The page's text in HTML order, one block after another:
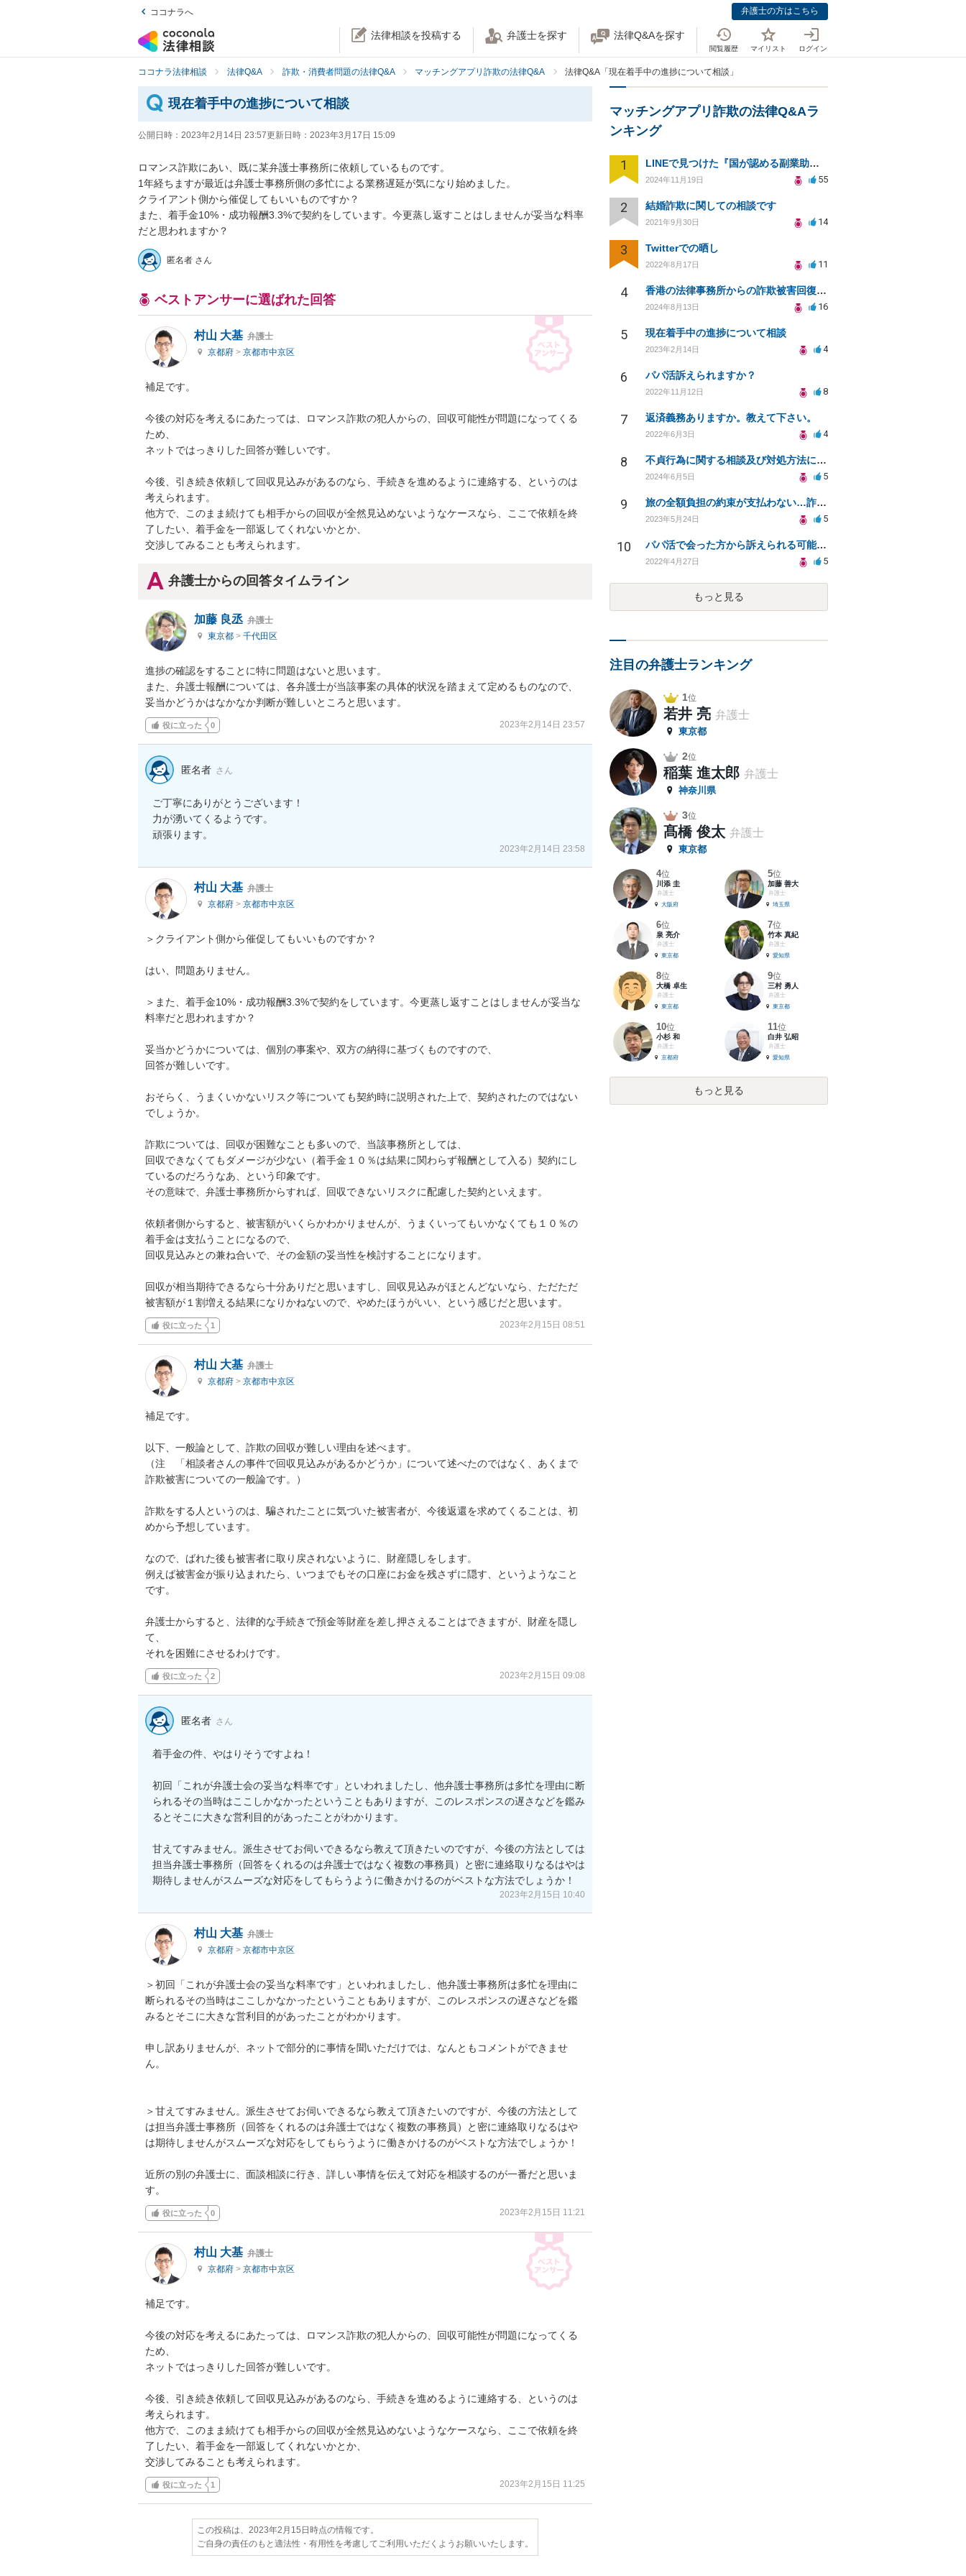
ココナラへ 弁護士の方はこちら
法律相談を投稿する 弁護士を探す 法律Q&Aを探す
閲覧履歴 マイリスト ログイン
ココナラ法律相談 法律Q&A 詐欺・消費者問題の法律Q&A マッチングアプリ詐欺の法律Q&A 法律Q&A「現在着手中の進捗について相談」
現在着手中の進捗について相談
公開日時： 2023年2月14日 23:57更新日時： 2023年3月17日 15:09
ロマンス詐欺にあい、既に某弁護士事務所に依頼しているものです。
1年経ちますが最近は弁護士事務所側の多忙による業務遅延が気になり始めました。
クライアント側から催促してもいいものですか？
また、着手金10%・成功報酬3.3%で契約をしています。今更蒸し返すことはしませんが妥当な料率
だと思われますか？
匿名者 さん
ベストアンサーに選ばれた回答
村山 大基 弁護士
京都府 > 京都市中京区
補足です。
今後の対応を考えるにあたっては、ロマンス詐欺の犯人からの、回収可能性が問題になってくる
ため、
ネットではっきりした回答が難しいです。
今後、引き続き依頼して回収見込みがあるのなら、手続きを進めるように連絡する、というのは
考えられます。
他方で、このまま続けても相手からの回収が全然見込めないようなケースなら、ここで依頼を終
了したい、着手金を一部返してくれないかとか、
交渉してみることも考えられます。
弁護士からの回答タイムライン
加藤 良丞 弁護士
東京都 > 千代田区
進捗の確認をすることに特に問題はないと思います。
また、弁護士報酬については、各弁護士が当該事案の具体的状況を踏まえて定めるものなので、
妥当かどうかはなかなか判断が難しいところと思います。
役に立った 0 2023年2月14日 23:57
匿名者 さん
ご丁寧にありがとうございます！
力が湧いてくるようです。
頑張ります。
2023年2月14日 23:58
村山 大基 弁護士
京都府 > 京都市中京区
＞クライアント側から催促してもいいものですか？
はい、問題ありません。
＞また、着手金10%・成功報酬3.3%で契約をしています。今更蒸し返すことはしませんが妥当な
料率だと思われますか？
妥当かどうかについては、個別の事案や、双方の納得に基づくものですので、
回答が難しいです。
おそらく、うまくいかないリスク等についても契約時に説明された上で、契約されたのではない
でしょうか。
詐欺については、回収が困難なことも多いので、当該事務所としては、
回収できなくてもダメージが少ない（着手金１０％は結果に関わらず報酬として入る）契約にし
ているのだろうなあ、という印象です。
その意味で、弁護士事務所からすれば、回収できないリスクに配慮した契約といえます。
依頼者側からすると、被害額がいくらかわかりませんが、うまくいってもいかなくても１０％の
着手金は支払うことになるので、
回収見込みとの兼ね合いで、その金額の妥当性を検討することになります。
回収が相当期待できるなら十分ありだと思いますし、回収見込みがほとんどないなら、ただただ
被害額が１割増える結果になりかねないので、やめたほうがいい、という感じだと思います。
役に立った 1 2023年2月15日 08:51
村山 大基 弁護士
京都府 > 京都市中京区
補足です。
以下、一般論として、詐欺の回収が難しい理由を述べます。
（注　「相談者さんの事件で回収見込みがあるかどうか」について述べたのではなく、あくまで
詐欺被害についての一般論です。）
詐欺をする人というのは、騙されたことに気づいた被害者が、今後返還を求めてくることは、初
めから予想しています。
なので、ばれた後も被害者に取り戻されないように、財産隠しをします。
例えば被害金が振り込まれたら、いつまでもその口座にお金を残さずに隠す、というようなこと
です。
弁護士からすると、法律的な手続きで預金等財産を差し押さえることはできますが、財産を隠し
て、
それを困難にさせるわけです。
役に立った 2 2023年2月15日 09:08
匿名者 さん
着手金の件、やはりそうですよね！
初回「これが弁護士会の妥当な料率です」といわれましたし、他弁護士事務所は多忙を理由に断
られるその当時はここしかなかったということもありますが、このレスポンスの遅さなどを鑑み
るとそこに大きな営利目的があったことがわかります。
甘えてすみません。派生させてお伺いできるなら教えて頂きたいのですが、今後の方法としては
担当弁護士事務所（回答をくれるのは弁護士ではなく複数の事務員）と密に連絡取りなるはやは
期待しませんがスムーズな対応をしてもらうように働きかけるのがベストな方法でしょうか！
2023年2月15日 10:40
村山 大基 弁護士
京都府 > 京都市中京区
＞初回「これが弁護士会の妥当な料率です」といわれましたし、他弁護士事務所は多忙を理由に
断られるその当時はここしかなかったということもありますが、このレスポンスの遅さなどを鑑
みるとそこに大きな営利目的があったことがわかります。
申し訳ありませんが、ネットで部分的に事情を聞いただけでは、なんともコメントができませ
ん。
＞甘えてすみません。派生させてお伺いできるなら教えて頂きたいのですが、今後の方法として
は担当弁護士事務所（回答をくれるのは弁護士ではなく複数の事務員）と密に連絡取りなるはや
は期待しませんがスムーズな対応をしてもらうように働きかけるのがベストな方法でしょうか！
近所の別の弁護士に、面談相談に行き、詳しい事情を伝えて対応を相談するのが一番だと思いま
す。
役に立った 0 2023年2月15日 11:21
村山 大基 弁護士
京都府 > 京都市中京区
補足です。
今後の対応を考えるにあたっては、ロマンス詐欺の犯人からの、回収可能性が問題になってくる
ため、
ネットではっきりした回答が難しいです。
今後、引き続き依頼して回収見込みがあるのなら、手続きを進めるように連絡する、というのは
考えられます。
他方で、このまま続けても相手からの回収が全然見込めないようなケースなら、ここで依頼を終
了したい、着手金を一部返してくれないかとか、
交渉してみることも考えられます。
役に立った 1 2023年2月15日 11:25
この投稿は、2023年2月15日時点の情報です。
ご自身の責任のもと適法性・有用性を考慮してご利用いただくようお願いいたします。
マッチングアプリ詐欺の法律Q&Aラ
ンキング
1 LINEで見つけた『国が認める副業助成金』は本当にあるのですか？今それで訴えられそうでどうすれば？
2024年11月19日 55
2 結婚詐欺に関しての相談です
2021年9月30日 14
3 Twitterでの晒し
2022年8月17日 11
4 香港の法律事務所からの詐欺被害回復の誘いは信用できる？
2024年8月13日 16
5 現在着手中の進捗について相談
2023年2月14日 4
6 パパ活訴えられますか？
2022年11月12日 8
7 返済義務ありますか。教えて下さい。
2022年6月3日 4
8 不貞行為に関する相談及び対処方法について
2024年6月5日 5
9 旅の全額負担の約束が支払わない…詐欺になりますか？
2023年5月24日 5
10 パパ活で会った方から訴えられる可能性はありますか？
2022年4月27日 5
もっと見る
注目の弁護士ランキング
1位
若井 亮 弁護士
東京都
2位
稲葉 進太郎 弁護士
神奈川県
3位
髙橋 俊太 弁護士
東京都
4位
川添 圭
弁護士
大阪府
5位
加藤 善大
弁護士
埼玉県
6位
泉 亮介
弁護士
東京都
7位
竹本 真紀
弁護士
愛知県
8位
大橋 卓生
弁護士
東京都
9位
三村 勇人
弁護士
東京都
10位
小杉 和
弁護士
京都府
11位
白井 弘昭
弁護士
愛知県
もっと見る